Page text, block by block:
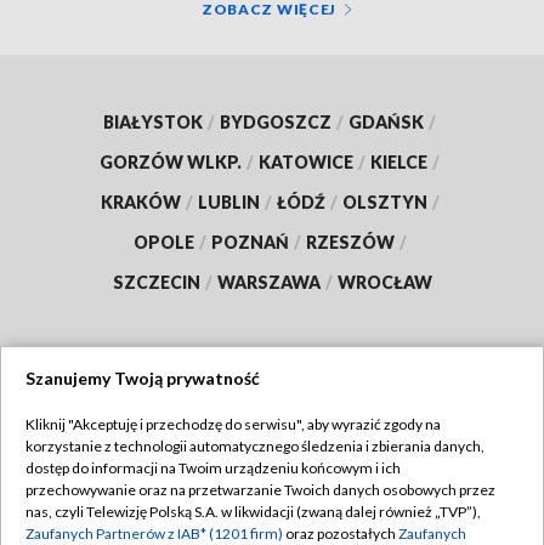
ZOBACZ WIĘCEJ
BIAŁYSTOK / BYDGOSZCZ / GDAŃSK /
GORZÓW WLKP. / KATOWICE / KIELCE /
KRAKÓW / LUBLIN / ŁÓDŹ / OLSZTYN /
OPOLE / POZNAŃ / RZESZÓW /
SZCZECIN / WARSZAWA / WROCŁAW
TVP
Abonament TVP
Emisja w TVP
Regulamin TVP
Polityka prywatności
Szanujemy Twoją prywatność
Kliknij "Akceptuję i przechodzę do serwisu", aby wyrazić zgody na
korzystanie z technologii automatycznego śledzenia i zbierania danych,
dostęp do informacji na Twoim urządzeniu końcowym i ich
przechowywanie oraz na przetwarzanie Twoich danych osobowych przez
nas, czyli Telewizję Polską S.A. w likwidacji (zwaną dalej również „TVP”),
Zaufanych Partnerów z IAB* (1201 firm) oraz pozostałych Zaufanych